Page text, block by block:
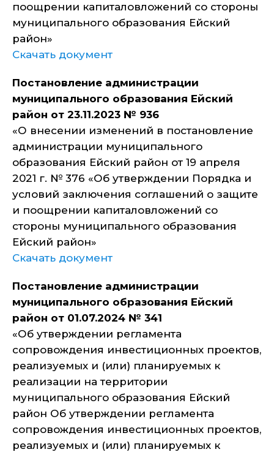
поощрении капиталовложений со стороны
муниципального образования Ейский
район»
Скачать документ
Постановление администрации
муниципального образования Ейский
район от 23.11.2023 № 936
«О внесении изменений в постановление
администрации муниципального
образования Ейский район от 19 апреля
2021 г. № 376 «Об утверждении Порядка и
условий заключения соглашений о защите
и поощрении капиталовложений со
стороны муниципального образования
Ейский район»
Скачать документ
Постановление администрации
муниципального образования Ейский
район от 01.07.2024 № 341
«Об утверждении регламента
сопровождения инвестиционных проектов,
реализуемых и (или) планируемых к
реализации на территории
муниципального образования Ейский
район Об утверждении регламента
сопровождения инвестиционных проектов,
реализуемых и (или) планируемых к